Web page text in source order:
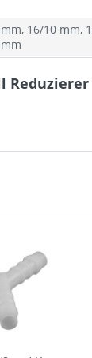
16/10 mm,